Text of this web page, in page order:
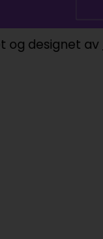
og designet av